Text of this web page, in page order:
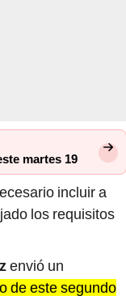
martes 19
incluir a
los requisitos
envió un
de este segundo